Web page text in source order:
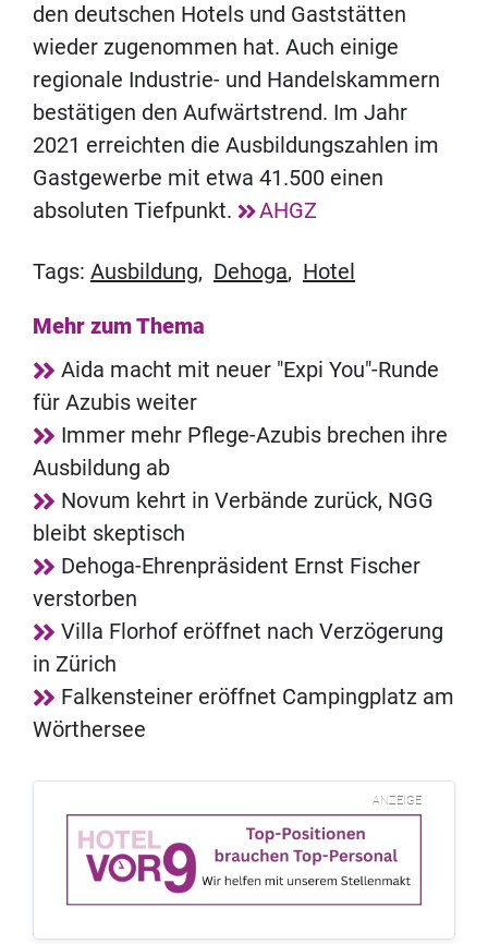
den deutschen Hotels und Gaststätten
wieder zugenommen hat. Auch einige
regionale Industrie- und Handelskammern
bestätigen den Aufwärtstrend. Im Jahr
2021 erreichten die Ausbildungszahlen im
Gastgewerbe mit etwa 41.500 einen
absoluten Tiefpunkt.
AHGZ
Tags: Ausbildung, Dehoga, Hotel
Mehr zum Thema
Aida macht mit neuer "Expi You"-Runde
für Azubis weiter
Immer mehr Pflege-Azubis brechen ihre
Ausbildung ab
Novum kehrt in Verbände zurück, NGG
bleibt skeptisch
Dehoga-Ehrenpräsident Ernst Fischer
verstorben
Villa Florhof eröffnet nach Verzögerung
in Zürich
Falkensteiner eröffnet Campingplatz am
Wörthersee
ANZEIGE